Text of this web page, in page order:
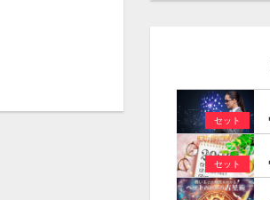
セット
セット